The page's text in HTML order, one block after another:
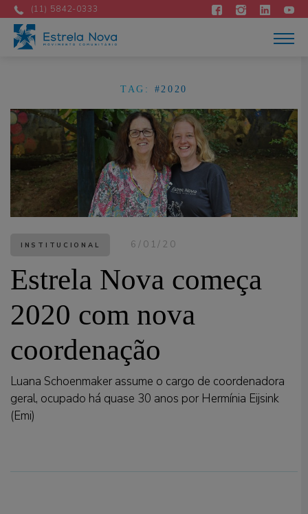
(11) 5842-0333
Acontece
TAG: #2020
INSTITUCIONAL 6/01/20
Estrela Nova começa
2020 com nova
coordenação
Luana Schoenmaker assume o cargo de coordenadora
geral, ocupado há quase 30 anos por Hermínia Eijsink
(Emi)